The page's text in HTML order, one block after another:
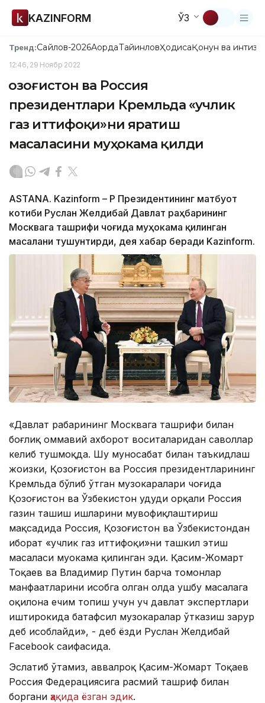
KAZINFORM ЎЗ
Тренд:Сайлов-2026АқордаТайинловҲодисаҚонун ва
12:46, 29 Ноябр 2022
Қозоғистон ва Россия
президентлари Кремльда «учлик
газ иттифоқи»ни яратиш
масаласини муҳокама қилди
ASTANA. Kazinform – ҚР Президентининг матбуот
котиби Руслан Желдибай Давлат раҳбарининг
Москвага ташрифи чоғида муҳокама қилинган
масалани тушунтирди, дея хабар беради Kazinform.
«Давлат раҳбарининг Москвага ташрифи билан
боғлиқ оммавий ахборот воситаларидан саволлар
келиб тушмоқда. Шу муносабат билан таъкидлаш
жоизки, Қозоғистон ва Россия президентларининг
Кремльда бўлиб ўтган музокаралари чоғида
Қозоғистон ва Ўзбекистон ҳудуди орқали Россия
газин ташиш ишларини мувофиқлаштириш
мақсадида Россия, Қозоғистон ва Ўзбекистондан
иборат «учлик газ иттифоқи»ни ташкил этиш
масаласи муҳокама қилинган эди. Қасим-Жомарт
Тоқаев ва Владимир Путин барча томонлар
манфаатларини ҳисобга олган ҳолда ушбу масалага
оқилона ечим топиш учун уч давлат экспертлари
иштирокида батафсил музокаралар ўтказиш зарур
деб ҳисоблайди», - деб ёзди Руслан Желдибай
Facebook саҳифасида.
Эслатиб ўтамиз, аввалроқ Қасим-Жомарт Тоқаев
Россия Федерациясига расмий ташриф билан
боргани ҳақида ёзган эдик.